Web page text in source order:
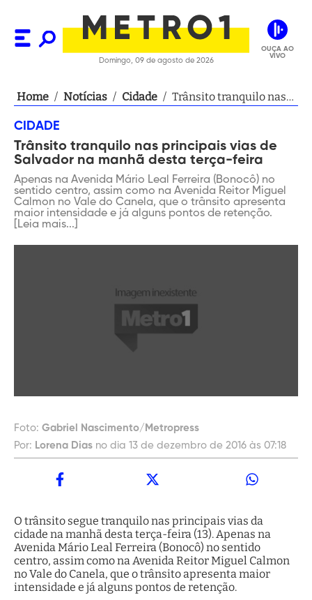
Domingo, 09 de agosto de 2026
OUÇA AO
VIVO
Home / Notícias / Cidade / Trânsito tranquilo nas
desta terça-feira
CIDADE
Trânsito tranquilo nas principais vias de
Salvador na manhã desta terça-feira
Apenas na Avenida Mário Leal Ferreira (Bonocô) no
sentido centro, assim como na Avenida Reitor Miguel
Calmon no Vale do Canela, que o trânsito apresenta
maior intensidade e já alguns pontos de retenção.
[Leia mais...]
Foto: Gabriel Nascimento/Metropress
Por: Lorena Dias no dia 13 de dezembro de 2016 às 07:18
O trânsito segue tranquilo nas principais vias da
cidade na manhã desta terça-feira (13). Apenas na
Avenida Mário Leal Ferreira (Bonocô) no sentido
centro, assim como na Avenida Reitor Miguel Calmon
no Vale do Canela, que o trânsito apresenta maior
intensidade e já alguns pontos de retenção.